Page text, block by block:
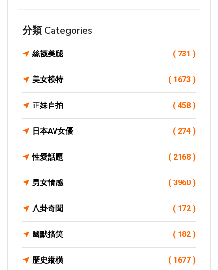
分類 Categories
絲襪美腿 ( 731 )
美女模特 ( 1673 )
正妹自拍 ( 458 )
日本AV女優 ( 274 )
性愛話題 ( 2168 )
男女情感 ( 3960 )
八卦奇聞 ( 172 )
幽默搞笑 ( 182 )
歷史縱橫 ( 1677 )